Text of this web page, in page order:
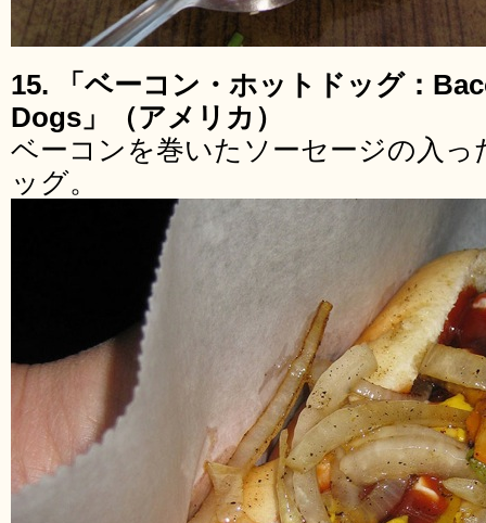
15. 「ベーコン・ホットドッグ：
Dogs」（アメリカ）
ベーコンを巻いたソーセージの入
ッグ。